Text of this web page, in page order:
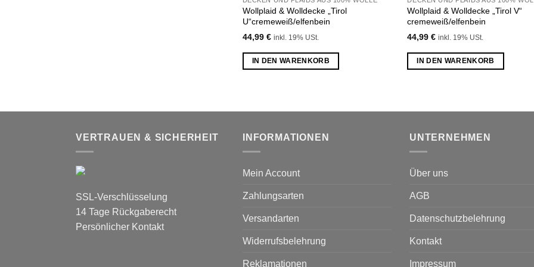
Wunschliste
Wollplaid & Wolldecke „Tirol
U“cremeweiß/elfenbein
44,99 € inkl. 19% USt.
IN DEN WARENKORB
Wollplaid & Wolldecke „Tirol V“
cremeweiß/elfenbein
44,99€ inkl. 19% USt.
IN DEN WARENKORB
VERTRAUEN & SICHERHEIT
SSL-Verschlüsselung
14 Tage Rückgaberecht
Persönlicher Kontakt
INFORMATIONEN
Mein Account
Zahlungsarten
Versandarten
Widerrufsbelehrung
Reklamationen
UNTERNEHMEN
Über uns
AGB
Datenschutzbelehrung
Kontakt
Impressum